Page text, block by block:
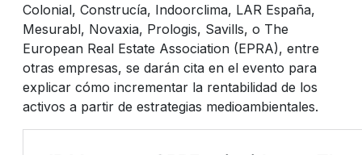
Colonial, Construcía, Indoorclima, LAR España,
Mesurabl, Novaxia, Prologis, Savills, o The
European Real Estate Association (EPRA), entre
otras empresas, se darán cita en el evento para
explicar cómo incrementar la rentabilidad de los
activos a partir de estrategias medioambientales.